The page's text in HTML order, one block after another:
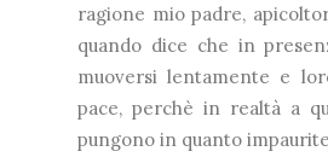
ragione mio padre,
quando dice che in
muoversi lentamente e
pace, perchè in realtà a
pungono in quanto